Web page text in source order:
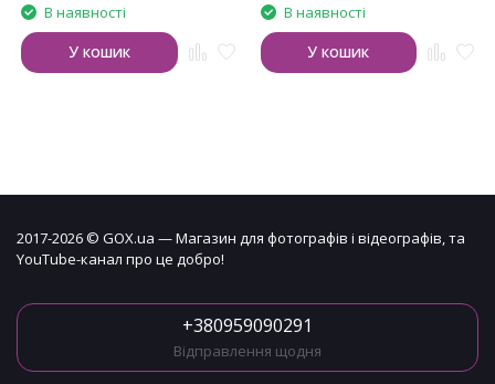
В наявності
У кошик
В наявності
У кошик
2017-2026 © GOX.ua — Магазин для фотографів і відеографів, та
YouTube-канал про це добро!
+380959090291
Відправлення щодня